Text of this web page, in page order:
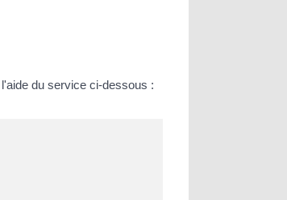
du service ci-dessous :